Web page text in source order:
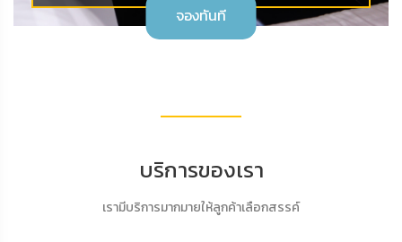
จองทันที
บริการของเรา
เรามีบริการมากมายให้ลูกค้าเลือกสรรค์